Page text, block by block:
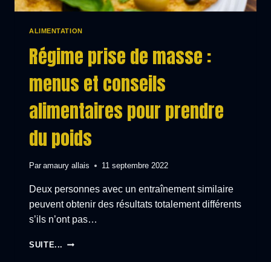
ALIMENTATION
Régime prise de masse :
menus et conseils
alimentaires pour prendre
du poids
Par amaury allais 11 septembre 2022
Deux personnes avec un entraînement similaire
peuvent obtenir des résultats totalement différents
s’ils n’ont pas…
SUITE... RÉGIME